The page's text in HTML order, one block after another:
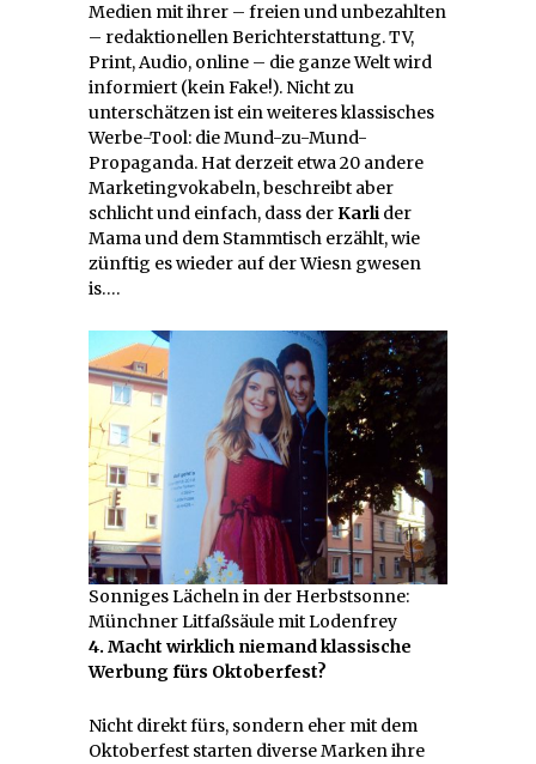
Medien mit ihrer – freien und unbezahlten
– redaktionellen Berichterstattung. TV,
Print, Audio, online – die ganze Welt wird
informiert (kein Fake!). Nicht zu
unterschätzen ist ein weiteres klassisches
Werbe-Tool: die Mund-zu-Mund-
Propaganda. Hat derzeit etwa 20 andere
Marketingvokabeln, beschreibt aber
schlicht und einfach, dass derKarli der
Mama und dem Stammtisch erzählt, wie
zünftig es wieder auf der Wiesn gwesen
is….
Sonniges Lächeln in der Herbstsonne:
Münchner Litfaßsäule mit Lodenfrey
4. Macht wirklich niemand klassische
Werbung fürs Oktoberfest?
Nicht direkt fürs, sondern eher mit dem
Oktoberfest starten diverse Marken ihre